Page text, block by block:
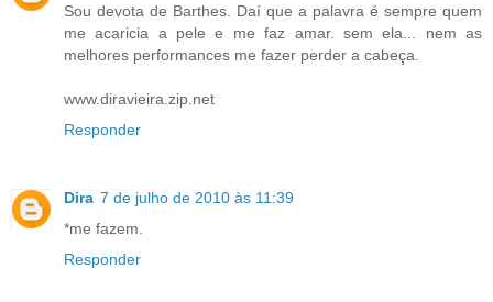
Sou devota de Barthes. Daí que a palavra é sempre quem
me acaricia a pele e me faz amar. sem ela... nem as
melhores performances me fazer perder a cabeça.
www.diravieira.zip.net
Responder
Dira 7 de julho de 2010 às 11:39
*me fazem.
Responder